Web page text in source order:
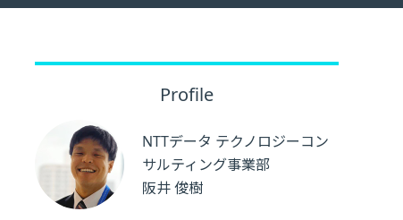
Profile
NTTデータ テクノロジーコン
サルティング事業部
阪井 俊樹